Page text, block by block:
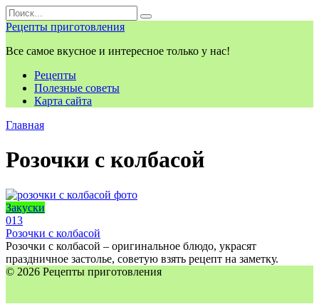
Перейти
к
контенту
Search
for:
Рецепты приготовления
Все самое вкусное и интересное только у нас!
Рецепты
Полезные советы
Карта сайта
Главная
Розочки с колбасой
Закуски
013
Розочки с колбасой
Розочки с колбасой – оригинальное блюдо, украсят
праздничное застолье, советую взять рецепт на заметку.
© 2026 Рецепты приготовления